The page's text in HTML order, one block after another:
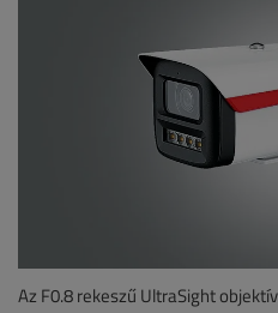
Az F0.8 rekeszű UltraSight